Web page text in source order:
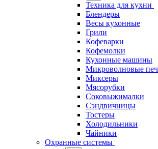
Техника для кухни
Блендеры
Весы кухонные
Грили
Кофеварки
Кофемолки
Кухонные машины
Микроволновые
Миксеры
Мясорубки
Соковыжималки
Сэндвичницы
Тостеры
Холодильники
Чайники
Охранные системы